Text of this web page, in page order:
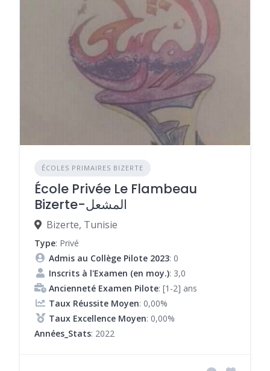
ÉCOLES PRIMAIRES BIZERTE
École Privée Le Flambeau
Bizerte-المشعل
Bizerte, Tunisie
Type: Privé
Admis au Collège Pilote 2023: 0
Inscrits à l'Examen (en moy.): 3,0
Ancienneté Examen Pilote: [1-2] ans
Taux Réussite Moyen: 0,00%
Taux Excellence Moyen: 0,00%
Années_Stats: 2022